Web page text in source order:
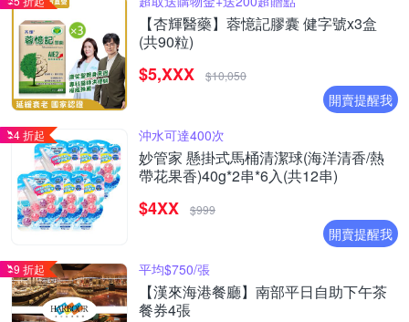
【杏輝醫藥】蓉憶記膠囊 健字號x3盒
(共90粒)
$5,XXX $10,050
開賣提醒我
4 折起 沖水可達400次
妙管家 懸掛式馬桶清潔球(海洋清香/熱
帶花果香)40g*2串*6入(共12串)
$4XX $999
開賣提醒我
9 折起 平均$750/張
【漢來海港餐廳】南部平日自助下午茶
餐券4張